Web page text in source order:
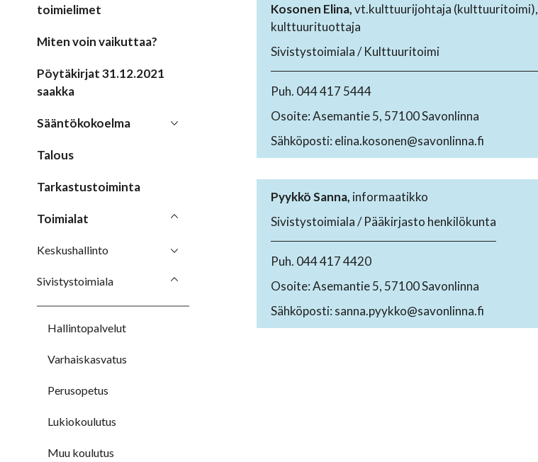
toimielimet
Miten voin vaikuttaa?
Pöytäkirjat 31.12.2021
saakka
Sääntökokoelma
Talous
Tarkastustoiminta
Toimialat
Keskushallinto
Sivistystoimiala
Hallintopalvelut
Varhaiskasvatus
Perusopetus
Lukiokoulutus
Muu koulutus
Kosonen Elina,vt.kulttuurijohtaja (kulttuuritoimi),
kulttuurituottaja
Sivistystoimiala / Kulttuuritoimi
Puh. 044 417 5444
Osoite: Asemantie 5, 57100 Savonlinna
Sähköposti: elina.kosonen@savonlinna.fi
Pyykkö Sanna, informaatikko
Sivistystoimiala / Pääkirjasto henkilökunta
Puh. 044 417 4420
Osoite: Asemantie 5, 57100 Savonlinna
Sähköposti: sanna.pyykko@savonlinna.fi